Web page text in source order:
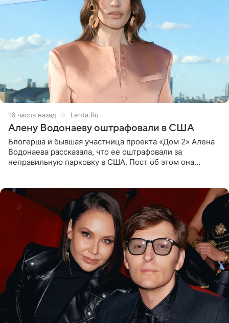
16 часов назад Lenta.Ru
Алену Водонаеву оштрафовали в США
Блогерша и бывшая участница проекта «Дом 2» Алена
Водонаева рассказала, что ее оштрафовали за
неправильную парковку в США. Пост об этом она